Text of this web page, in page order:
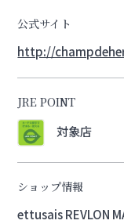
公式サイト
http://
JRE POINT
対象店
ショップ情報
ettusais REVLON